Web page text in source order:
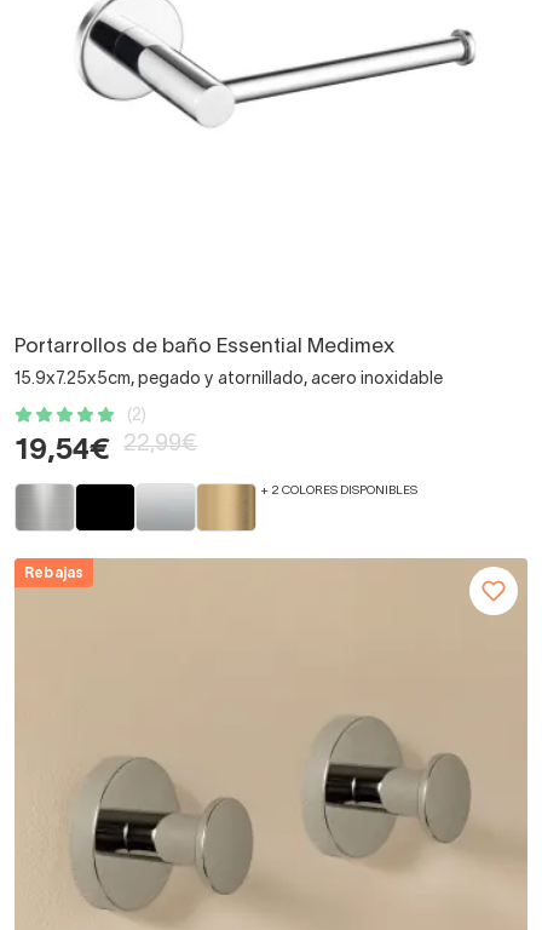
Portarrollos de baño Essential Medimex
15.9x7.25x5cm, pegado y atornillado, acero inoxidable
(2)
19,54€ 22,99€
+ 2 COLORES DISPONIBLES
Rebajas